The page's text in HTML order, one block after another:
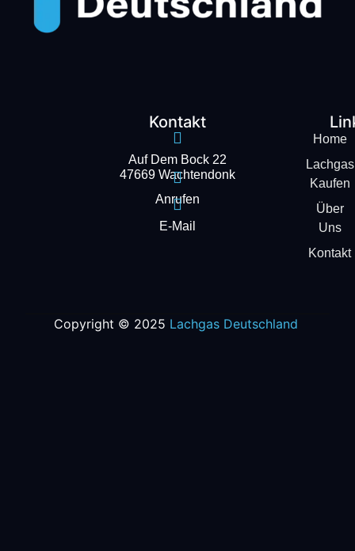
Kontakt
Auf Dem Bock 22
47669 Wachtendonk
Anrufen
E-Mail
Home
Lachgas
Kaufen
Über
Uns
Kontakt
Copyright © 2025 Lachgas Deutschland